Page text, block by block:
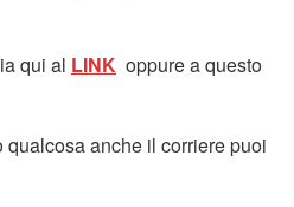
qui al LINK oppure a questo
qualcosa anche il corriere puoi